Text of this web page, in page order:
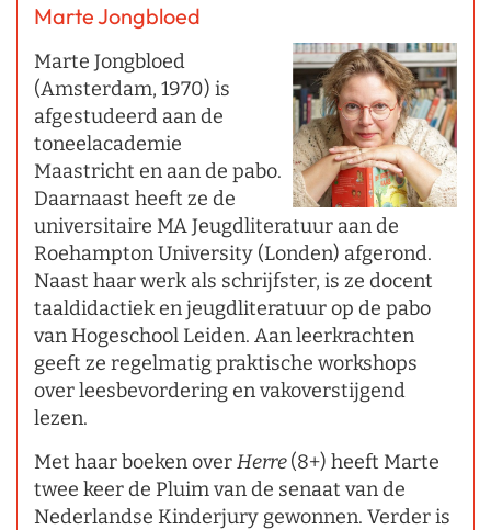
Marte Jongbloed
Marte Jongbloed
(Amsterdam, 1970) is
afgestudeerd aan de
toneelacademie
Maastricht en aan de pabo.
Daarnaast heeft ze de
universitaire MA Jeugdliteratuur aan de
Roehampton University (Londen) afgerond.
Naast haar werk als schrijfster, is ze docent
taaldidactiek en jeugdliteratuur op de pabo
van Hogeschool Leiden. Aan leerkrachten
geeft ze regelmatig praktische workshops
over leesbevordering en vakoverstijgend
lezen.
Met haar boeken overHerre(8+) heeft Marte
twee keer de Pluim van de senaat van de
Nederlandse Kinderjury gewonnen. Verder is